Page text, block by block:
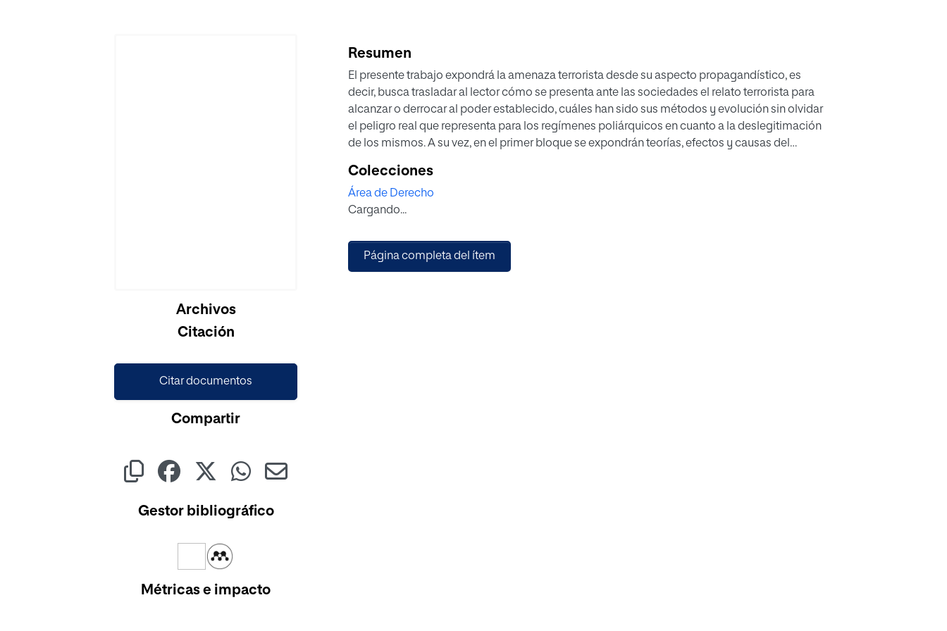
Archivos
Citación
Citar documentos
Compartir
Gestor bibliográfico
Métricas e impacto
Resumen
El presente trabajo expondrá la amenaza terrorista desde su aspecto propagandístico, es
decir, busca trasladar al lector cómo se presenta ante las sociedades el relato terrorista para
alcanzar o derrocar al poder establecido, cuáles han sido sus métodos y evolución sin olvidar
el peligro real que representa para los regímenes poliárquicos en cuanto a la deslegitimación
de los mismos. A su vez, en el primer bloque se expondrán teorías, efectos y causas del
bloque serán expuestas una serie de técnicas utilizadas por los estados para mitigar la
narrativa terrorista propia de la cuarta ola, comparando el lenguaje religioso característico
de este periodo con el actual lenguaje populista tan en boga en política.
Colecciones
Área de Derecho
Cargando...
Página completa del ítem